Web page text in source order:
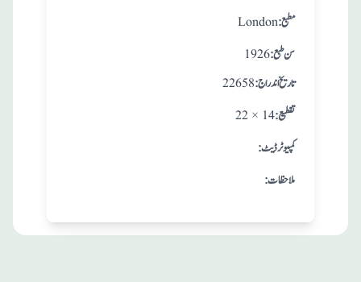
London:مطبع
1926: سن طبع
22658 : تاريخ اندراج
22 × 14 :تقطيع
:کمپیوٹر ڈیٹ
:ملاحظات